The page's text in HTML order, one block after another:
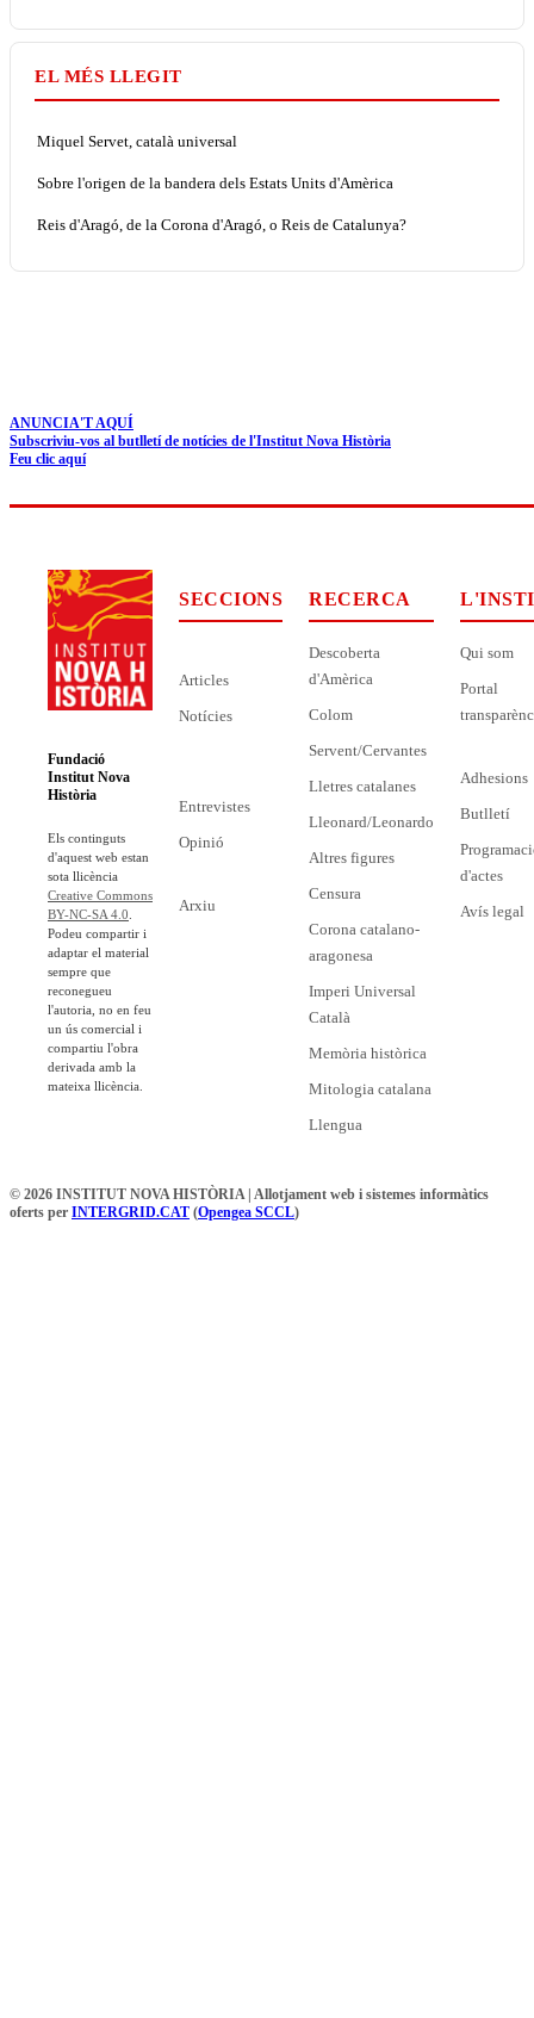
EL MÉS LLEGIT
Miquel Servet, català universal
Sobre l'origen de la bandera dels Estats Units d'Amèrica
Reis d'Aragó, de la Corona d'Aragó, o Reis de Catalunya?
ANUNCIA'T AQUÍ
Subscriviu-vos al butlletí de notícies de l'Institut Nova Història
Feu clic aquí
Fundació
Institut Nova
Història
Els continguts
d'aquest web estan
sota llicència
Creative Commons
BY-NC-SA 4.0
Podeu compartir i
adaptar el material
sempre que
reconegueu
l'autoria, no en feu
un ús comercial i
compartiu l'obra
derivada amb la
mateixa llicència.
SECCIONS
Articles
Notícies
Entrevistes
Opinió
Arxiu
RECERCA
Descoberta
d'Amèrica
Colom
Servent/Cervantes
Lletres catalanes
Lleonard/Leonardo
Altres figures
Censura
Corona catalano-
aragonesa
Imperi Universal
Català
Memòria històrica
Mitologia catalana
Llengua
Qui som
Portal
Adhesions
Butlletí
d'actes
Avís legal
© 2026 INSTITUT NOVA HISTÒRIA | Allotjament web i sistemes informàtics
oferts per INTERGRID.CAT (Opengea SCCL)